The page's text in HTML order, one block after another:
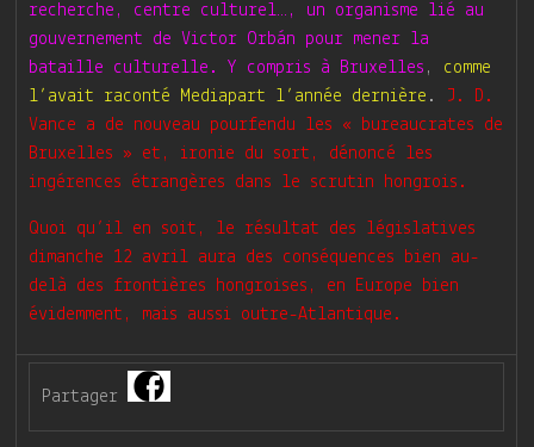
recherche, centre culturel…, un organisme lié au
gouvernement de Victor Orbán pour mener la
bataille culturelle. Y compris à Bruxelles , comme
l’avait raconté Mediapart l’année dernière . J. D.
Vance a de nouveau pourfendu les « bureaucrates de
Bruxelles » et, ironie du sort, dénoncé les
ingérences étrangères dans le scrutin hongrois.
Quoi qu’il en soit, le résultat des législatives
dimanche 12 avril aura des conséquences bien au-
delà des frontières hongroises, en Europe bien
évidemment, mais aussi outre-Atlantique.
Partager